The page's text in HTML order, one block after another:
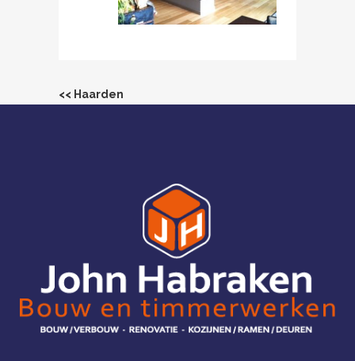
<< Haarden